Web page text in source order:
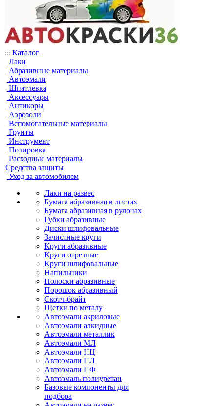
Каталог
Лаки
Абразивные материалы
Автоэмали
Шпатлевка
Аксессуары
Антикоры
Аэрозоли
Вспомогательные материалы
Грунты
Инструмент
Полировка
Расходные материалы
Средства защиты
Уход за автомобилем
Лаки на развес
Бумага абразивная в листах
Бумага абразивная в рулонах
Губки абразивные
Диски шлифовальные
Зачистные круги
Круги абразивные
Круги отрезные
Круги шлифовальные
Напильники
Полоски абразивные
Порошок абразивный
Скотч-брайт
Щетки по металу
Автоэмали акриловые
Автоэмали алкидные
Автоэмали металлик
Автоэмали МЛ
Автоэмали НЦ
Автоэмали ПЛ
Автоэмали ПФ
Автоэмаль полиуретан
Базовые компоненты для
подбора